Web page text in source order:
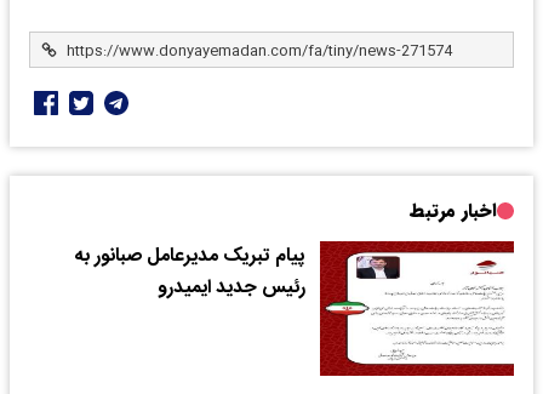
اخبار مرتبط
پیام تبریک مدیرعامل صبانور به
رئیس جدید ایمیدرو